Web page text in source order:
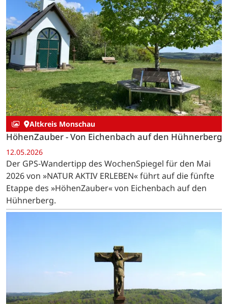
Altkreis Monschau
HöhenZauber - Von Eichenbach auf den Hühnerberg
12.05.2026
Der GPS-Wandertipp des WochenSpiegel für den Mai
2026 von »NATUR AKTIV ERLEBEN« führt auf die fünfte
Etappe des »HöhenZauber« von Eichenbach auf den
Hühnerberg.